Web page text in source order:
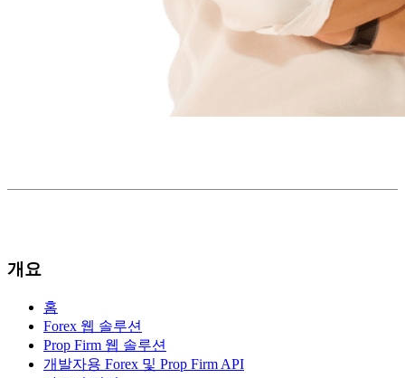
개요
홈
Forex 웹 솔루션
Prop Firm 웹 솔루션
개발자용 Forex 및 Prop Firm API